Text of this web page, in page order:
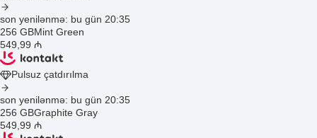
son yenilənmə: bu gün 20:35
256 GBMint Green
549 ,99 ₼
Pulsuz çatdırılma
son yenilənmə: bu gün 20:35
256 GBGraphite Gray
549 ,99 ₼